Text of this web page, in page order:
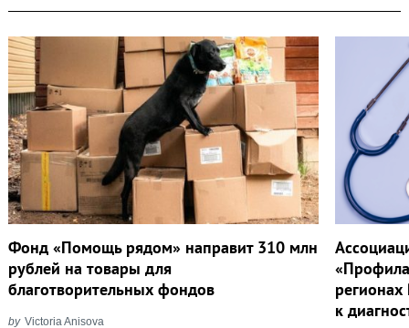
Фонд «Помощь рядом» направит 310 млн
рублей на товары для
благотворительных фондов
by Victoria Anisova
к